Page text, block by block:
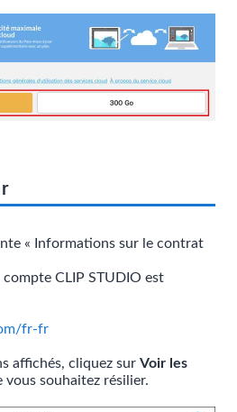
« Informations sur le contrat
CLIP STUDIO est
fr-fr
affichés, cliquez sur Voir les
vous souhaitez résilier.